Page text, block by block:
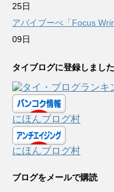
25日
アバイブーべ「Focus
09日
タイブログに登録しました
にほんブログ村
にほんブログ村
ブログをメールで購読